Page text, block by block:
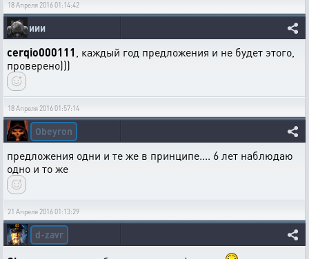
18 Апреля 2016 01:14:42
иии
cerqio000111 , каждый год предложения и не будет этого,
проверено)))
18 Апреля 2016 01:57:14
Obeyron
предложения одни и те же в принципе.... 6 лет наблюдаю
одно и то же
21 Апреля 2016 01:13:29
d-zavr